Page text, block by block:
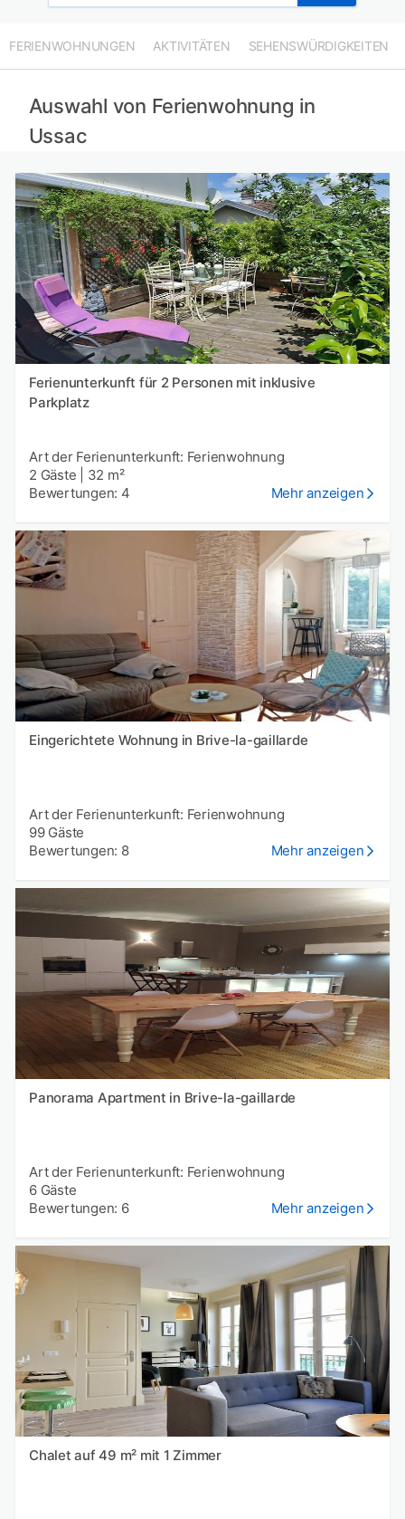
FERIENWOHNUNGEN AKTIVITÄTEN SEHENSWÜRDIGKEITEN
Auswahl von Ferienwohnung in
Ussac
Ferienunterkunft für 2 Personen mit inklusive
Parkplatz
Art der Ferienunterkunft: Ferienwohnung
2 Gäste
32 m²
Bewertungen: 4
Mehr anzeigen
Eingerichtete Wohnung in Brive-la-gaillarde
Art der Ferienunterkunft: Ferienwohnung
99 Gäste
Bewertungen: 8
Mehr anzeigen
Panorama Apartment in Brive-la-gaillarde
Art der Ferienunterkunft: Ferienwohnung
6 Gäste
Bewertungen: 6
Mehr anzeigen
Chalet auf 49 m² mit 1 Zimmer